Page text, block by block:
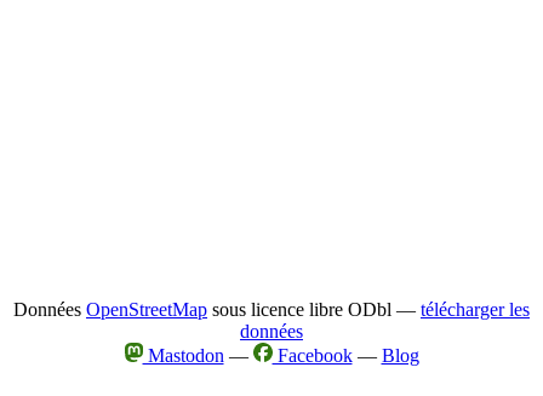
Données OpenStreetMap sous licence libre ODbl — télécharger les
données
Mastodon — Facebook— Blog